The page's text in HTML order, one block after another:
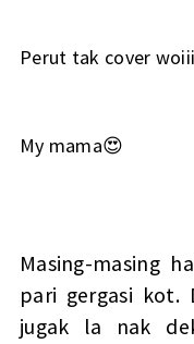
Perut tak cover
My mama😍
Masing-masing
pari gergasi kot.
jugak la nak